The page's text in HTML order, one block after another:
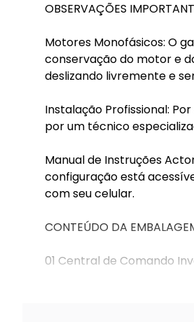
OBSERVAÇÕES
Motores Monofásicos: O
conservação do motor e
deslizando livremente e
Instalação Profissional:
por um técnico
Manual de Instruções
configuração está
com seu celular.
CONTEÚDO DA
01 Central de Comando